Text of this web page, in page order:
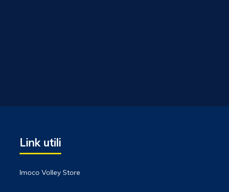
Link utili
Imoco Volley Store